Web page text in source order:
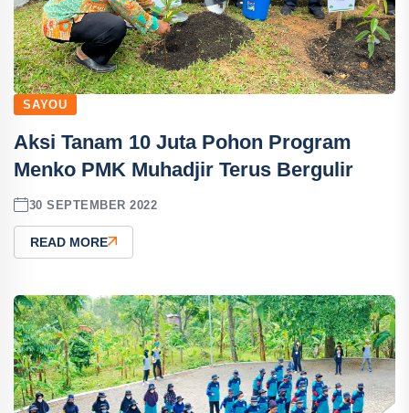
SAYOU
Aksi Tanam 10 Juta Pohon Program
Menko PMK Muhadjir Terus Bergulir
30 SEPTEMBER 2022
READ MORE